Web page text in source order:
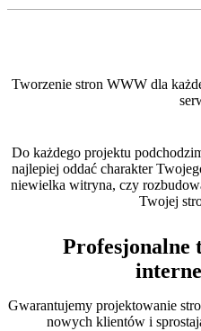
Tworzenie stron WWW dla
Do każdego projektu
najlepiej oddać charakter
niewielka witryna, czy
Twojej
Profesjonalne
Gwarantujemy projektowanie
nowych klientów i